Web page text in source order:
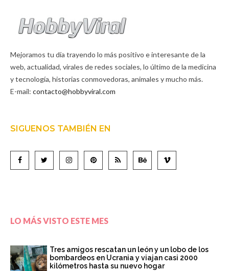
Mejoramos tu día trayendo lo más positivo e interesante de la
web, actualidad, virales de redes sociales, lo último de la medicina
y tecnología, historias conmovedoras, animales y mucho más.
E-mail: contacto@hobbyviral.com
SIGUENOS TAMBIÉN EN
LO MÁS VISTO ESTE MES
Tres amigos rescatan un león y un lobo de los
bombardeos en Ucrania y viajan casi 2000
kilómetros hasta su nuevo hogar